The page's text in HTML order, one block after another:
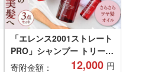
「エレンス2001ストレート
PRO」シャンプー トリート
メント オイル 髪のうねり
寄附金額： 12,000 円